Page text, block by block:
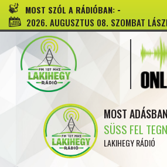
MOST SZÓL A RÁDIÓBAN: -
2026. AUGUSZTUS 08. SZOMBAT
MOST
SÜSS FEL
LAKIHEGY RÁDIÓ